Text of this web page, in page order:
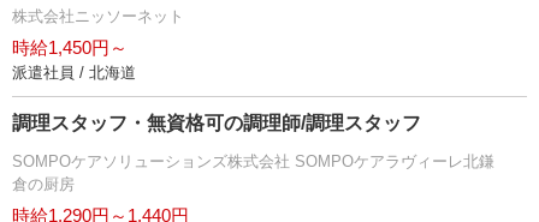
株式会社ニッソーネット
時給1,450円～
派遣社員 / 北海道
調理スタッフ・無資格可の調理師/調理スタッフ
SOMPOケアソリューションズ株式会社 SOMPOケアラヴィーレ北鎌
倉の厨房
時給1,290円～1,440円